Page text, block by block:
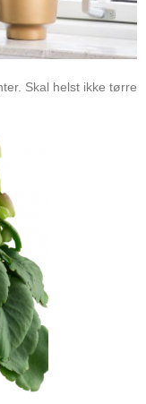
Skal helst ikke tørre